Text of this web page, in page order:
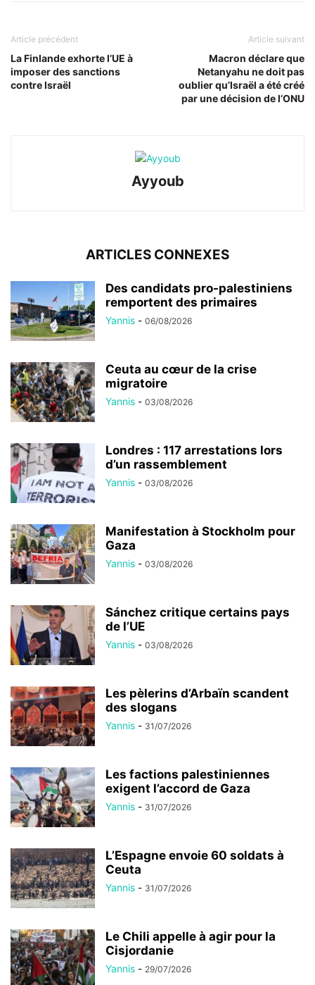
Article précédent
La Finlande exhorte l’UE à
imposer des sanctions
contre Israël
Article suivant
Macron déclare que
Netanyahu ne doit pas
oublier qu’Israël a été créé
par une décision de l’ONU
Ayyoub
ARTICLES CONNEXES
Des candidats pro-palestiniens
remportent des primaires
Yannis - 06/08/2026
Ceuta au cœur de la crise
migratoire
Yannis - 03/08/2026
Londres : 117 arrestations lors
d’un rassemblement
Yannis - 03/08/2026
Manifestation à Stockholm pour
Gaza
Yannis - 03/08/2026
Sánchez critique certains pays
de l’UE
Yannis - 03/08/2026
Les pèlerins d’Arbaïn scandent
des slogans
Yannis - 31/07/2026
Les factions palestiniennes
exigent l’accord de Gaza
Yannis - 31/07/2026
L’Espagne envoie 60 soldats à
Ceuta
Yannis - 31/07/2026
Le Chili appelle à agir pour la
Cisjordanie
Yannis - 29/07/2026